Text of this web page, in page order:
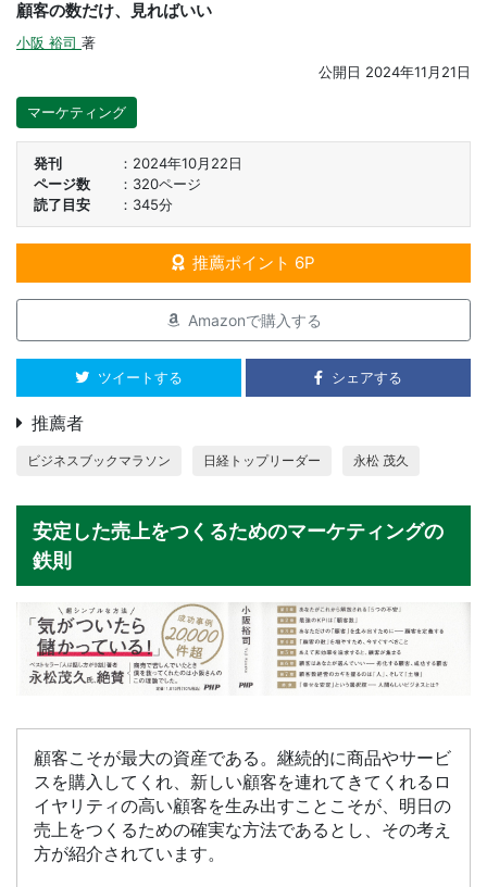
顧客の数だけ、見ればいい
小阪 裕司 著
公開日 2024年11月21日
マーケティング
発刊
2024年10月22日
ページ数
320ページ
読了目安
345分
推薦ポイント 6P
Amazonで購入する
ツイートする シェアする
推薦者
ビジネスブックマラソン 日経トップリーダー 永松 茂久
安定した売上をつくるためのマーケティングの
鉄則
顧客こそが最大の資産である。継続的に商品やサービ
スを購入してくれ、新しい顧客を連れてきてくれるロ
イヤリティの高い顧客を生み出すことこそが、明日の
売上をつくるための確実な方法であるとし、その考え
方が紹介されています。